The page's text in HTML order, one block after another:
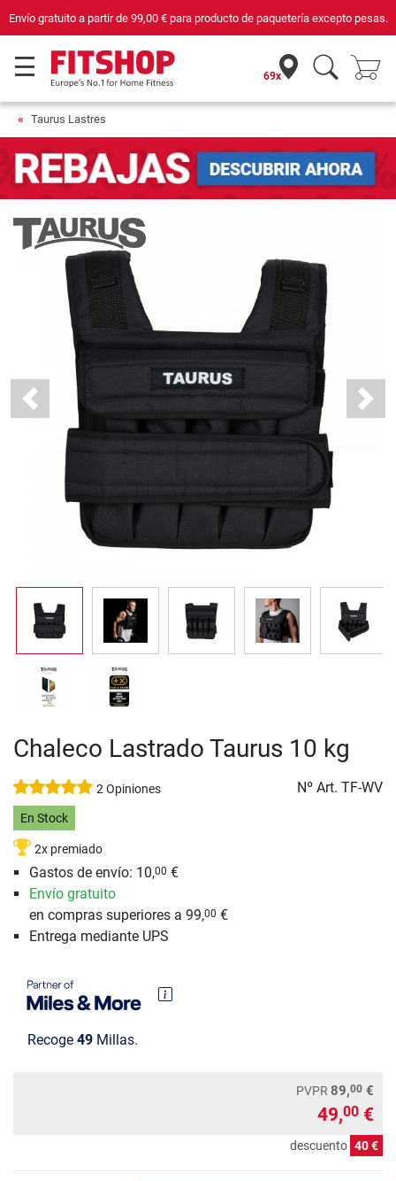
producto de paquetería excepto pesas. Compra con seguridad en
69x
Taurus Lastres
Previous Next
Chaleco Lastrado Taurus 10 kg
2 Opiniones Nº Art. TF-WV
En Stock
2x premiado
Gastos de envío: 10,00 €
Envío gratuito
en compras superiores a 99,00 €
Entrega mediante UPS
Recoge 49 Millas.
PVPR 89,00 €
49,00 €
descuento 40 €